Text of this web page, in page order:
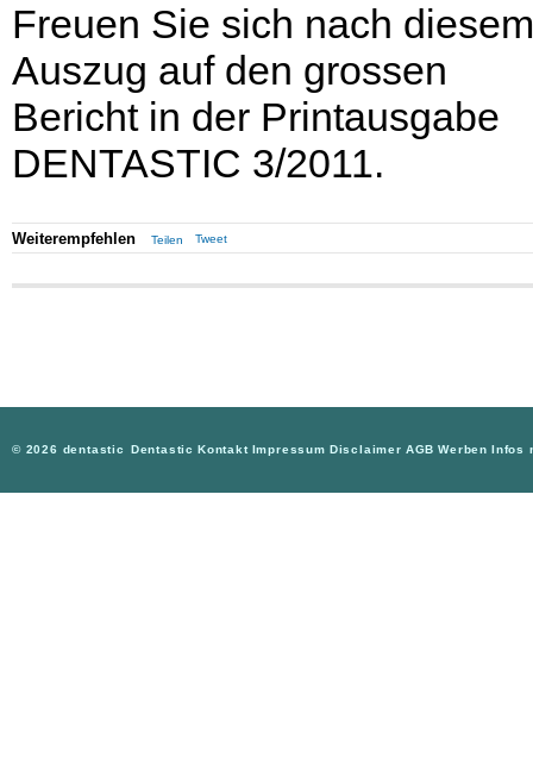
Freuen Sie sich nach diesem
Auszug auf den grossen
Bericht in der Printausgabe
DENTASTIC 3/2011.
Weiterempfehlen Teilen Tweet
© 2026 dentastic Dentastic Kontakt Impressum Disclaimer AGB Werben Infos